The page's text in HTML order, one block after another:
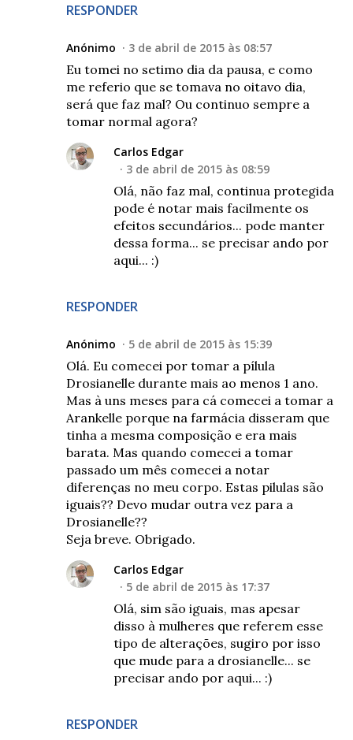
RESPONDER
Anónimo 3 de abril de 2015 às 08:57
Eu tomei no setimo dia da pausa, e como
me referio que se tomava no oitavo dia,
será que faz mal? Ou continuo sempre a
tomar normal agora?
RESPONDER
Carlos Edgar
3 de abril de 2015 às 08:59
Olá, não faz mal, continua protegida
pode é notar mais facilmente os
efeitos secundários... pode manter
dessa forma... se precisar ando por
aqui... :)
Anónimo 5 de abril de 2015 às 15:39
Olá. Eu comecei por tomar a pílula
Drosianelle durante mais ao menos 1 ano.
Mas à uns meses para cá comecei a tomar a
Arankelle porque na farmácia disseram que
tinha a mesma composição e era mais
barata. Mas quando comecei a tomar
passado um mês comecei a notar
diferenças no meu corpo. Estas pilulas são
iguais?? Devo mudar outra vez para a
Drosianelle??
Seja breve. Obrigado.
RESPONDER
Carlos Edgar
5 de abril de 2015 às 17:37
Olá, sim são iguais, mas apesar
disso à mulheres que referem esse
tipo de alterações, sugiro por isso
que mude para a drosianelle... se
precisar ando por aqui... :)